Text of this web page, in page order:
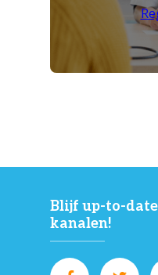
Blijf up-to-
kanalen!